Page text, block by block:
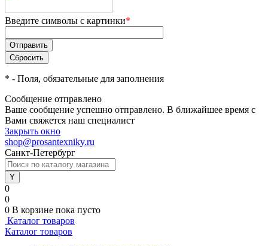
Введите символы с картинки*
* - Поля, обязательные для заполнения
Сообщение отправлено
Ваше сообщение успешно отправлено. В ближайшее время с
Вами свяжется наш специалист
Закрыть окно
shop@prosantexniky.ru
Санкт-Петербург
0
0
0 В корзине пока пусто
Каталог товаров
Каталог товаров